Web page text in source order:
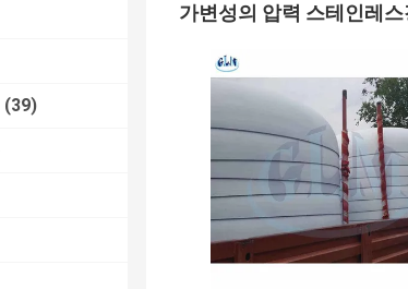
(39)
가변성의 압력 스테인레